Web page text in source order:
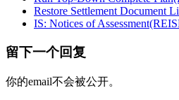
Restore Settlement Document
IS: Notices of
留下一个回复
你的email不会被公开。